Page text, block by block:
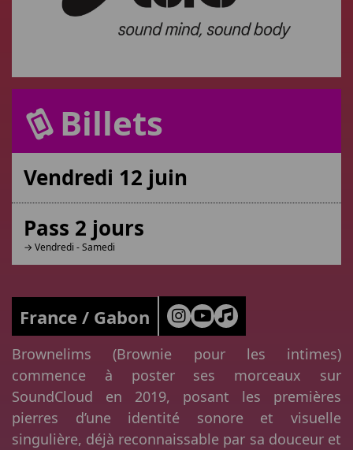
Billets
Vendredi 12 juin
Pass 2 jours
→ Vendredi - Samedi
France / Gabon
Brownelims (Brownie pour les intimes)
commence à poster ses morceaux sur
SoundCloud en 2019, posant les premières
pierres d’une identité sonore et visuelle
singulière, déjà reconnaissable par sa douceur et